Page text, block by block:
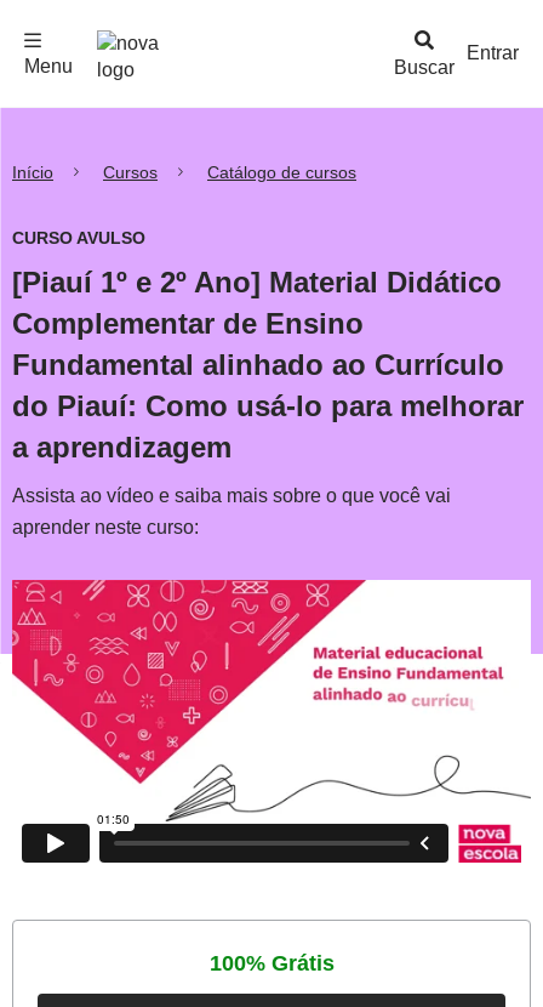
Buscar
Menu
Entrar
Início Cursos Catálogo de cursos
CURSO AVULSO
[Piauí 1º e 2º Ano] Material Didático
Complementar de Ensino
Fundamental alinhado ao Currículo
do Piauí: Como usá-lo para melhorar
a aprendizagem
Assista ao vídeo e saiba mais sobre o que você vai
aprender neste curso:
100% Grátis